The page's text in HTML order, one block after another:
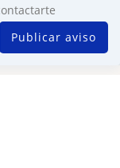
Publicar aviso